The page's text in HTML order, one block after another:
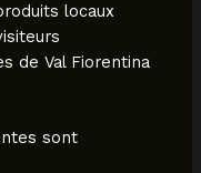
locaux
de Val Fiorentina
sont